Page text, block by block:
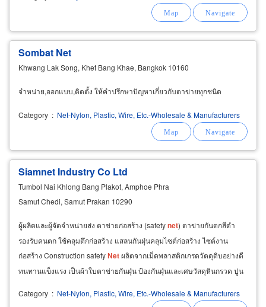
Sombat Net
Khwang Lak Song, Khet Bang Khae, Bangkok 10160
จำหน่าย,ออกแบบ,ติดตั้ง ให้คำปรึกษาปัญหาเกี่ยวกับตาข่ายทุกชนิด
Category : Net-Nylon, Plastic, Wire, Etc.-Wholesale & Manufacturers
Siamnet Industry Co Ltd
Tumbol Nai Khlong Bang Plakot, Amphoe Phra
Samut Chedi, Samut Prakan 10290
ผู้ผลิตและผู้จัดจำหน่ายส่ง ตาข่ายก่อสร้าง (safetynet) ตาข่ายกันตกสีดำ
รองรับคนตก ใช้คลุมตึกก่อสร้าง แสลนกันฝุ่นคลุมไซต์ก่อสร้าง ไซต์งาน
ก่อสร้าง Construction safetyNetผลิตจากเม็ดพลาสติกเกรดวัตดุดิบอย่างดี
ทนทานแข็งแรง เป็นผ้าใบตาข่ายกันฝุ่น ป้องกันฝุ่นและเศษวัสดุหินกรวด ปูน
Category : Net-Nylon, Plastic, Wire, Etc.-Wholesale & Manufacturers